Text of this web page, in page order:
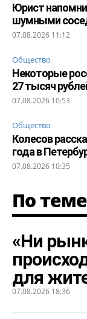
Юрист
шумными
07.08.2026 11:12
Общество
Некоторые
27 тысяч
07.08.2026 10:53
Общество
Колесов
года в
07.08.2026 10:35
По теме
«Ни
для
07.08.2026 18:36